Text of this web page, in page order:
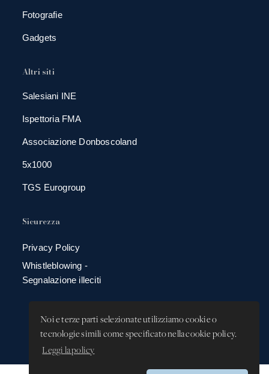
Noi e terze parti selezionate utilizziamo cookie o
tecnologie simili come specificato nella cookie policy.
Leggi la policy
Fotografie
Gadgets
Altri siti
Salesiani INE
Ispettoria FMA
Associazione Donboscoland
5x1000
TGS Eurogroup
Sicurezza
Privacy Policy
Whistleblowing -
Segnalazione illeciti